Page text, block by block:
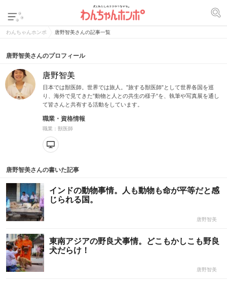
わんちゃんホンポ 唐野智美さんの記事一覧
唐野智美さんのプロフィール
唐野智美
日本では獣医師。世界では旅人。”旅する獣医師”として世界各国を巡
り、海外で見てきた”動物と人との共生の様子”を、執筆や写真展を通し
て皆さんと共有する活動をしています。
職業・資格情報
職業：獣医師
唐野智美さんの書いた記事
インドの動物事情。人も動物も命が平等だと感
じられる国。
唐野智美
東南アジアの野良犬事情。どこもかしこも野良
犬だらけ！
唐野智美